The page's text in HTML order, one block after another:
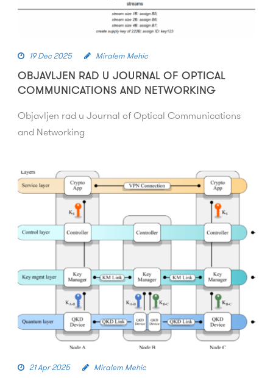
19 Dec 2025 Miralem Mehic
OBJAVLJEN RAD U JOURNAL OF OPTICAL
COMMUNICATIONS AND NETWORKING
Objavljen rad u Journal of Optical Communications
and Networking
21 Apr 2025 Miralem Mehic